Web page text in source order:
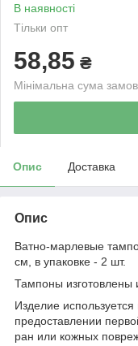
В наявності
Тільки опт
58,85 ₴
Мінімальна сума
Опис Доставка
Опис
Ватно-марлевые
см, в упаковке - 2 шт.
Тампоны изготовлены
Изделие
предоставлении
ран или кожных